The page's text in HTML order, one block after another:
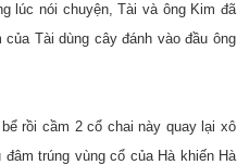
lúc nói chuyện, Tài và ông Kim đã
Tài dùng cây đánh vào đầu ông
rồi cầm 2 cổ chai này quay lại xô
trúng vùng cổ của Hà khiến Hà